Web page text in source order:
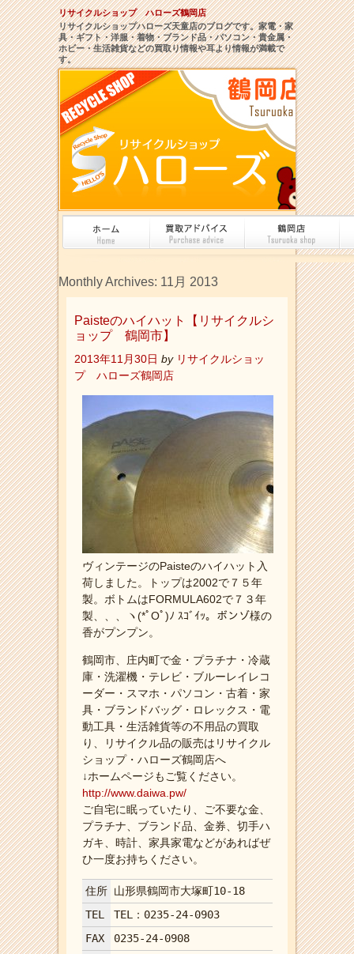
リサイクルショップ ハローズ鶴岡店
リサイクルショップハローズ天童店のブログです。家電・家
具・ギフト・洋服・着物・ブランド品・パソコン・貴金属・
ホビー・生活雑貨などの買取り情報や耳より情報が満載で
す。
Monthly Archives: 11月 2013
Paisteのハイハット【リサイクルシ
ョップ 鶴岡市】
2013年11月30日 by リサイクルショッ
プ ハローズ鶴岡店
ヴィンテージのPaisteのハイハット入
荷しました。トップは2002で７５年
製。ボトムはFORMULA602で７３年
製、、、ヽ(*ﾟOﾟ)ﾉ ｽｺﾞｲｯ。ボンゾ様の
香がプンプン。
鶴岡市、庄内町で金・プラチナ・冷蔵
庫・洗濯機・テレビ・ブルーレイレコ
ーダー・スマホ・パソコン・古着・家
具・ブランドバッグ・ロレックス・電
動工具・生活雑貨等の不用品の買取
り、リサイクル品の販売はリサイクル
ショップ・ハローズ鶴岡店へ
↓ホームページもご覧ください。
http://www.daiwa.pw/
ご自宅に眠っていたり、ご不要な金、
プラチナ、ブランド品、金券、切手ハ
ガキ、時計、家具家電などがあればぜ
ひ一度お持ちください。
住所 山形県鶴岡市大塚町10-18
TEL
TEL：0235-24-0903
FAX
0235-24-0908